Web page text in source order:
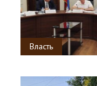
Власть